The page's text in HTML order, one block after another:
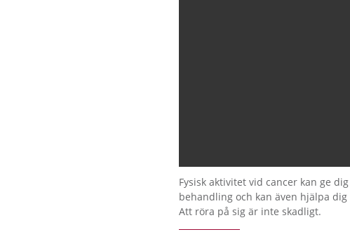
Fysisk aktivitet vid cancer kan ge
behandling och kan även hjälpa
Att röra på sig är inte skadligt.